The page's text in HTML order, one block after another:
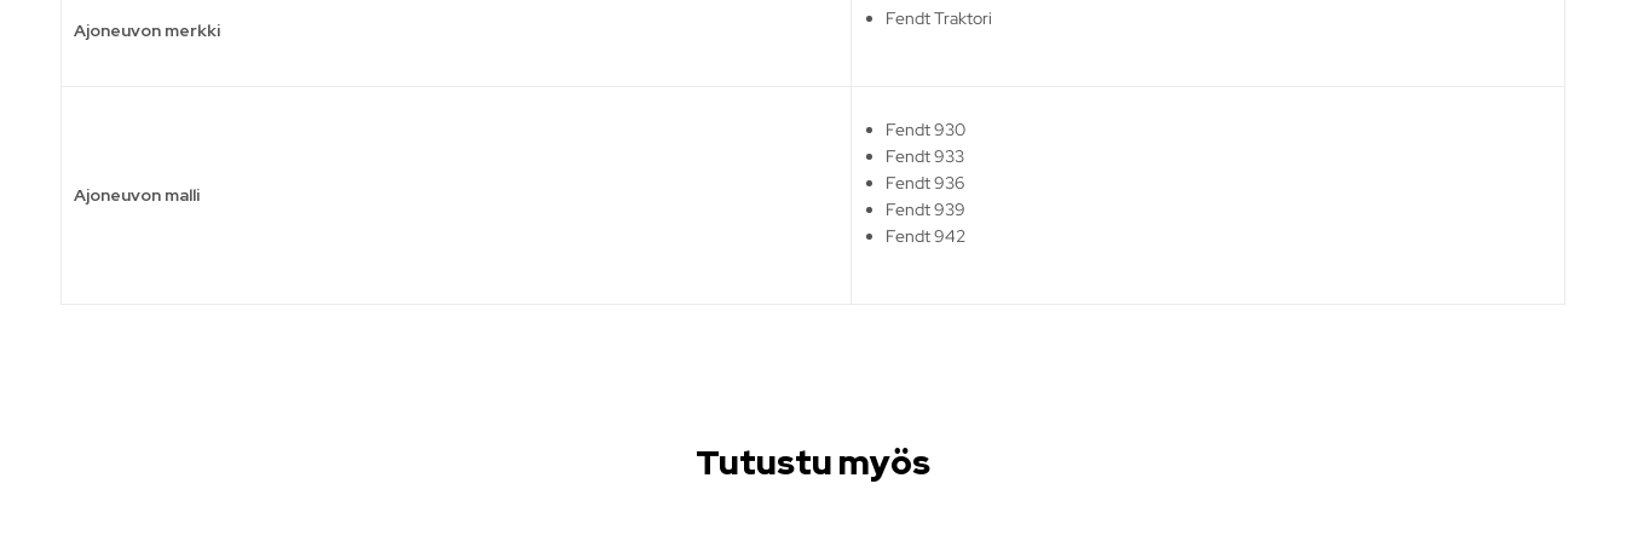
Ajoneuvon merkki
Fendt Traktori
Ajoneuvon malli
Fendt 930
Fendt 933
Fendt 936
Fendt 939
Fendt 942
Tutustu myös